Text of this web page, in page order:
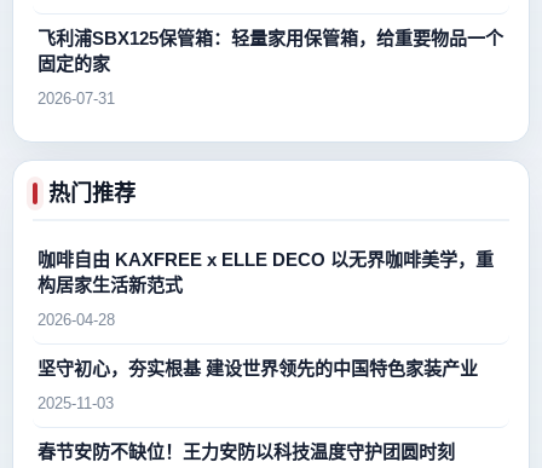
飞利浦SBX125保管箱：轻量家用保管箱，给重要物品一个
固定的家
2026-07-31
热门推荐
咖啡自由 KAXFREE x ELLE DECO 以无界咖啡美学，重
构居家生活新范式
2026-04-28
坚守初心，夯实根基 建设世界领先的中国特色家装产业
2025-11-03
春节安防不缺位！王力安防以科技温度守护团圆时刻